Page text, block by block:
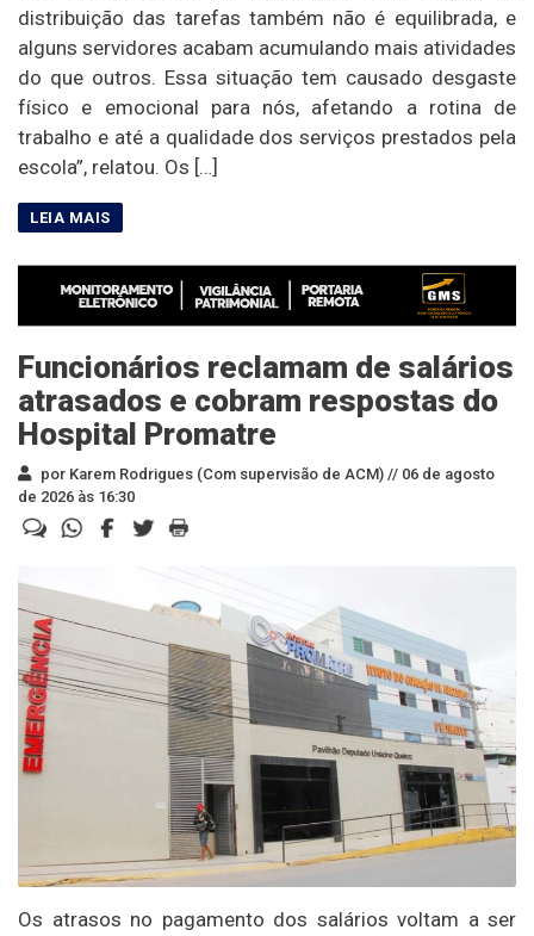
distribuição das tarefas também não é equilibrada, e
alguns servidores acabam acumulando mais atividades
do que outros. Essa situação tem causado desgaste
físico e emocional para nós, afetando a rotina de
trabalho e até a qualidade dos serviços prestados pela
escola”, relatou. Os […]
Funcionários reclamam de salários
atrasados e cobram respostas do
Hospital Promatre
por Karem Rodrigues (Com supervisão de ACM) // 06 de agosto
de 2026 às 16:30
Os atrasos no pagamento dos salários voltam a ser